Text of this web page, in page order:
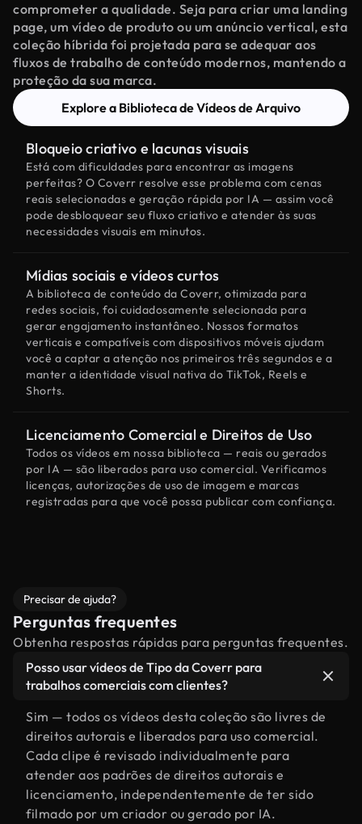
comprometer a qualidade. Seja para criar uma landing
page, um vídeo de produto ou um anúncio vertical, esta
coleção híbrida foi projetada para se adequar aos
fluxos de trabalho de conteúdo modernos, mantendo a
proteção da sua marca.
Explore a Biblioteca de Vídeos de Arquivo
Bloqueio criativo e lacunas visuais
Está com dificuldades para encontrar as imagens
perfeitas? O Coverr resolve esse problema com cenas
reais selecionadas e geração rápida por IA — assim você
pode desbloquear seu fluxo criativo e atender às suas
necessidades visuais em minutos.
Mídias sociais e vídeos curtos
A biblioteca de conteúdo da Coverr, otimizada para
redes sociais, foi cuidadosamente selecionada para
gerar engajamento instantâneo. Nossos formatos
verticais e compatíveis com dispositivos móveis ajudam
você a captar a atenção nos primeiros três segundos e a
manter a identidade visual nativa do TikTok, Reels e
Shorts.
Licenciamento Comercial e Direitos de Uso
Todos os vídeos em nossa biblioteca — reais ou gerados
por IA — são liberados para uso comercial. Verificamos
licenças, autorizações de uso de imagem e marcas
registradas para que você possa publicar com confiança.
Precisar de ajuda?
Perguntas frequentes
Obtenha respostas rápidas para perguntas frequentes.
Posso usar vídeos de Tipo da Coverr para
trabalhos comerciais com clientes?
Sim — todos os vídeos desta coleção são livres de
direitos autorais e liberados para uso comercial.
Cada clipe é revisado individualmente para
atender aos padrões de direitos autorais e
licenciamento, independentemente de ter sido
filmado por um criador ou gerado por IA.